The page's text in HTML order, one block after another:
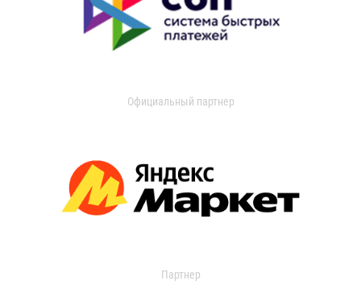
Официальный партнер
Партнер